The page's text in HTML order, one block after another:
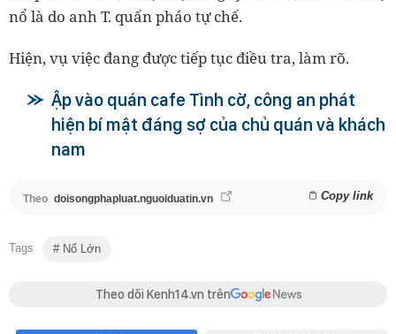
nổ là do anh T. quấn pháo tự chế.
Hiện, vụ việc đang được tiếp tục điều tra, làm rõ.
Ập vào quán cafe Tình cờ, công an phát
hiện bí mật đáng sợ của chủ quán và khách
nam
Theo doisongphapluat.nguoiduatin.vn Copy link
Tags Nổ Lớn
Theo dõi Kenh14.vn trên